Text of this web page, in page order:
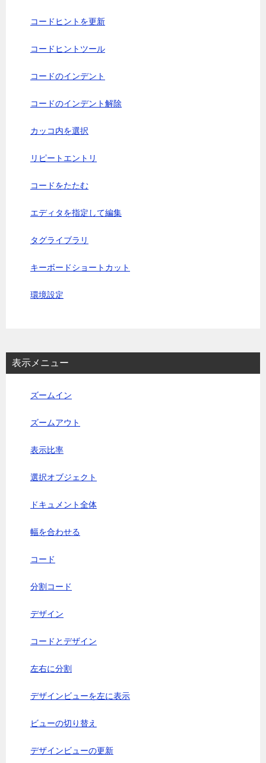
コードヒントを更新
コードヒントツール
コードのインデント
コードのインデント解除
カッコ内を選択
リピートエントリ
コードをたたむ
エディタを指定して編集
タグライブラリ
キーボードショートカット
環境設定
表示メニュー
ズームイン
ズームアウト
表示比率
選択オブジェクト
ドキュメント全体
幅を合わせる
コード
分割コード
デザイン
コードとデザイン
左右に分割
デザインビューを左に表示
ビューの切り替え
デザインビューの更新